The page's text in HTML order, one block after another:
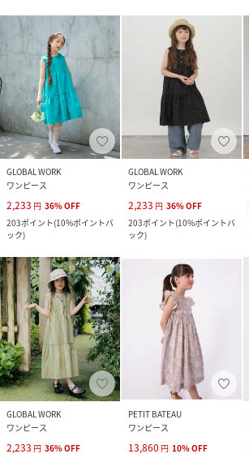
GLOBAL WORK
ワンピース
2,233 円 36%OFF
203ポイント(10%ポイントバ
ック)
GLOBAL WORK
ワンピース
2,233 円 36%OFF
203ポイント(10%ポイントバ
ック)
GLOBAL WORK
ワンピース
2,233 円 36%OFF
PETIT BATEAU
ワンピース
13,860 円 10%OFF